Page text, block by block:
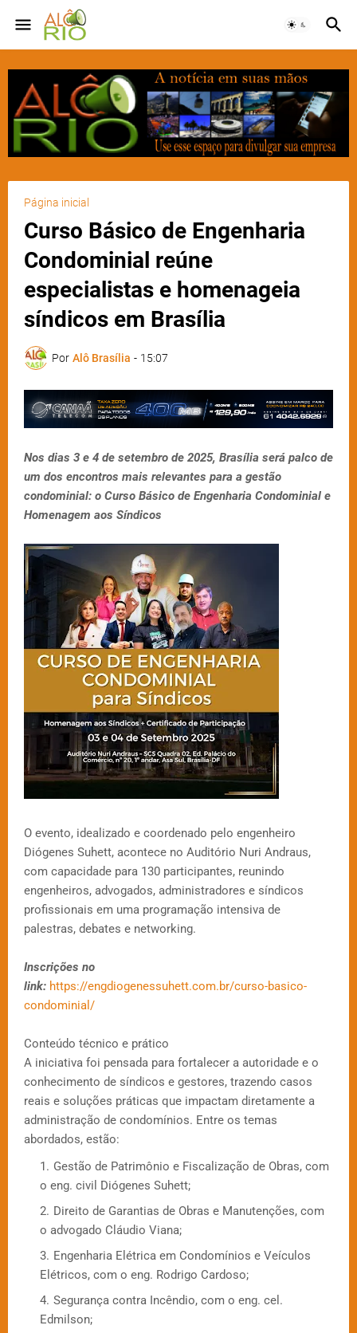
Página inicial
Curso Básico de Engenharia
Condominial reúne
especialistas e homenageia
síndicos em Brasília
Por Alô Brasília - 15:07
Nos dias 3 e 4 de setembro de 2025, Brasília será palco de
um dos encontros mais relevantes para a gestão
condominial: o Curso Básico de Engenharia Condominial e
Homenagem aos Síndicos
O evento, idealizado e coordenado pelo engenheiro
Diógenes Suhett, acontece no Auditório Nuri Andraus,
com capacidade para 130 participantes, reunindo
engenheiros, advogados, administradores e síndicos
profissionais em uma programação intensiva de
palestras, debates e networking.
Inscrições no
link: https://engdiogenessuhett.com.br/curso-basico-
condominial/
Conteúdo técnico e prático
A iniciativa foi pensada para fortalecer a autoridade e o
conhecimento de síndicos e gestores, trazendo casos
reais e soluções práticas que impactam diretamente a
administração de condomínios. Entre os temas
abordados, estão:
Gestão de Patrimônio e Fiscalização de Obras, com
o eng. civil Diógenes Suhett;
Direito de Garantias de Obras e Manutenções, com
o advogado Cláudio Viana;
Engenharia Elétrica em Condomínios e Veículos
Elétricos, com o eng. Rodrigo Cardoso;
Segurança contra Incêndio, com o eng. cel.
Edmilson;